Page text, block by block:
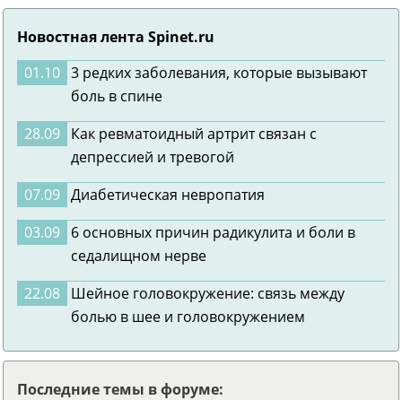
Новостная лента Spinet.ru
01.10 3 редких заболевания, которые вызывают
боль в спине
28.09 Как ревматоидный артрит связан с
депрессией и тревогой
07.09 Диабетическая невропатия
03.09 6 основных причин радикулита и боли в
седалищном нерве
22.08 Шейное головокружение: связь между
болью в шее и головокружением
Последние темы в форуме: